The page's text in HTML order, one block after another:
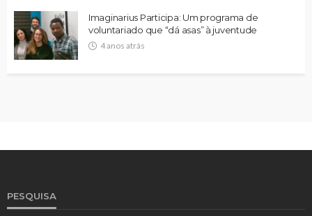
Imaginarius Participa: Um programa de
voluntariado que “dá asas” à juventude
4 anos atrás
PESQUISA